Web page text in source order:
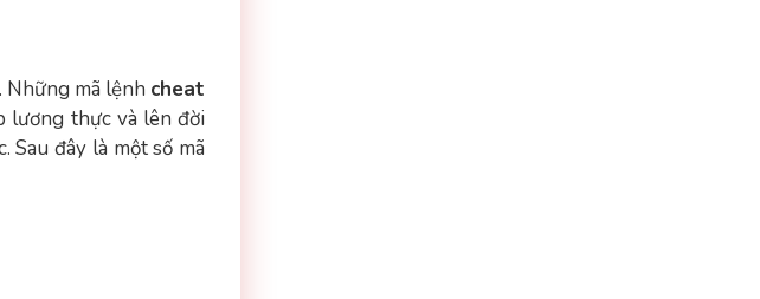
Những mã lệnh cheat
lương thực và lên đời
Sau đây là một số mã